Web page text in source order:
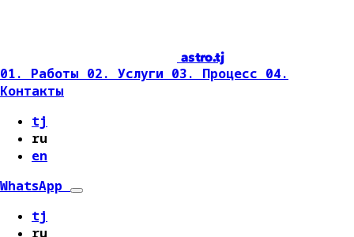
astro.tj
01. Работы 02. Услуги 03. Процесс 04.
Контакты
tj
ru
en
WhatsApp
tj
ru